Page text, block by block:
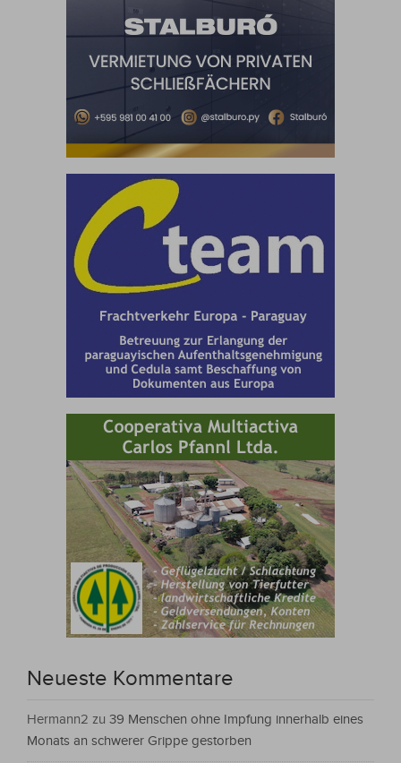
Neueste Kommentare
Hermann2 zu 39 Menschen ohne Impfung innerhalb eines
Monats an schwerer Grippe gestorben